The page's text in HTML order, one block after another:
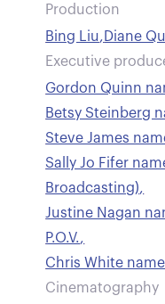
Production
Bing Liu, Diane
Executive
Gordon Quinn
Betsy Steinberg
Steve James
Sally Jo Fifer
Broadcasting),
Justine Nagan
P.O.V.,
Chris White
Cinematography